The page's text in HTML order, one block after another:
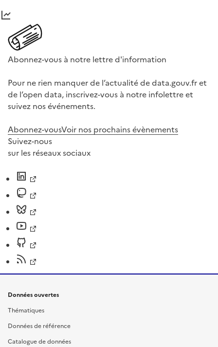
Abonnez-vous à notre lettre d'information
Pour ne rien manquer de l’actualité de data.gouv.fr et
de l’open data, inscrivez-vous à notre infolettre et
suivez nos événements.
Abonnez-vousVoir nos prochains évènements
Suivez-nous
sur les réseaux sociaux
Données ouvertes
Thématiques
Données de référence
Catalogue de données